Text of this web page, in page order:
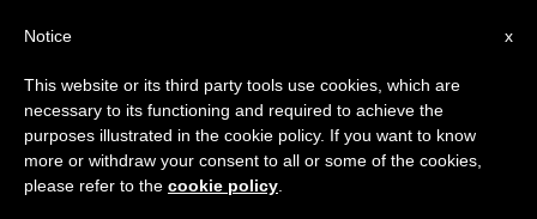
×
Aviso importante
Del 27 de julio al 7 de agosto haremos la pausa
anual, aprovechando que en el periodo de verano
se generan menos informaciones y también el
x
Notice
This website or its third party tools use cookies, which are
necessary to its functioning and required to achieve the
purposes illustrated in the cookie policy. If you want to know
more or withdraw your consent to all or some of the cookies,
please refer to the cookie policy